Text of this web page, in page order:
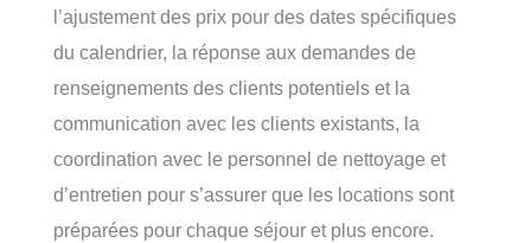
l’ajustement des prix pour des dates spécifiques
du calendrier, la réponse aux demandes de
renseignements des clients potentiels et la
communication avec les clients existants, la
coordination avec le personnel de nettoyage et
d’entretien pour s’assurer que les locations sont
préparées pour chaque séjour et plus encore.